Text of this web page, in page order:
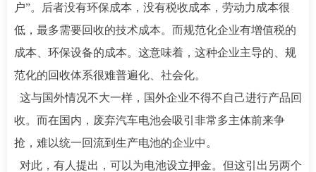
户”。后者没有环保成本，没有税收成本，劳动力成本很
低，最多需要回收的技术成本。而规范化企业有增值税的
成本、环保设备的成本。这意味着，这种企业主导的、规
范化的回收体系很难普遍化、社会化。
这与国外情况不大一样，国外企业不得不自己进行产品回
收。而在国内，废弃汽车电池会吸引非常多主体前来争
抢，难以统一回流到生产电池的企业中。
对此，有人提出，可以为电池设立押金。但这引出另两个